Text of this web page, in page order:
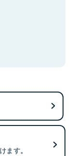
ます。